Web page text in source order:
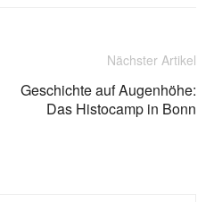
Nächster Artikel
Geschichte auf Augenhöhe:
Das Histocamp in Bonn